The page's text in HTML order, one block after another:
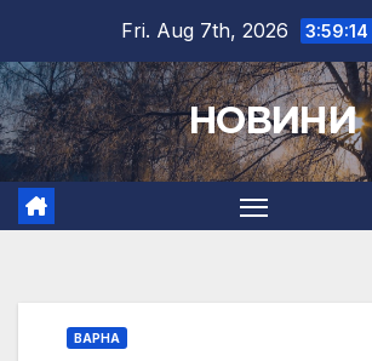
content
Fri. Aug 7th, 2026 3:59:15
НОВИНИ
ВАРНА